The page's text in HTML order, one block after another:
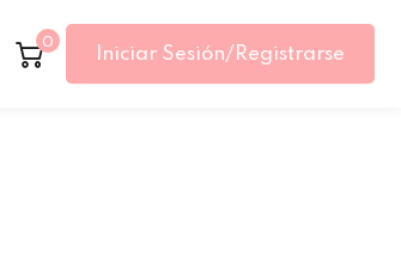
0
Iniciar Sesión/Registrarse